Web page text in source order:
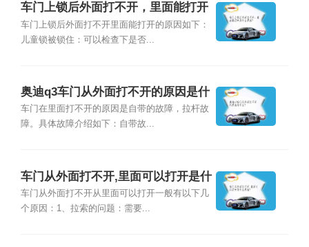
车门上锁后外面打不开，里面能打开
是什么原因?
车门上锁后外面打不开里面能打开的原因如下：
儿童锁被锁住：可以检查下是否...
奥迪q3车门从外面打不开的原因是什
么？
车门在里面打不开的原因是自带的故障，拉杆故
障。具体故障介绍如下：自带故...
车门从外面打不开,里面可以打开是什
么原因？
车门从外面打不开从里面可以打开一般有以下几
个原因：1、拉索的问题：需要...